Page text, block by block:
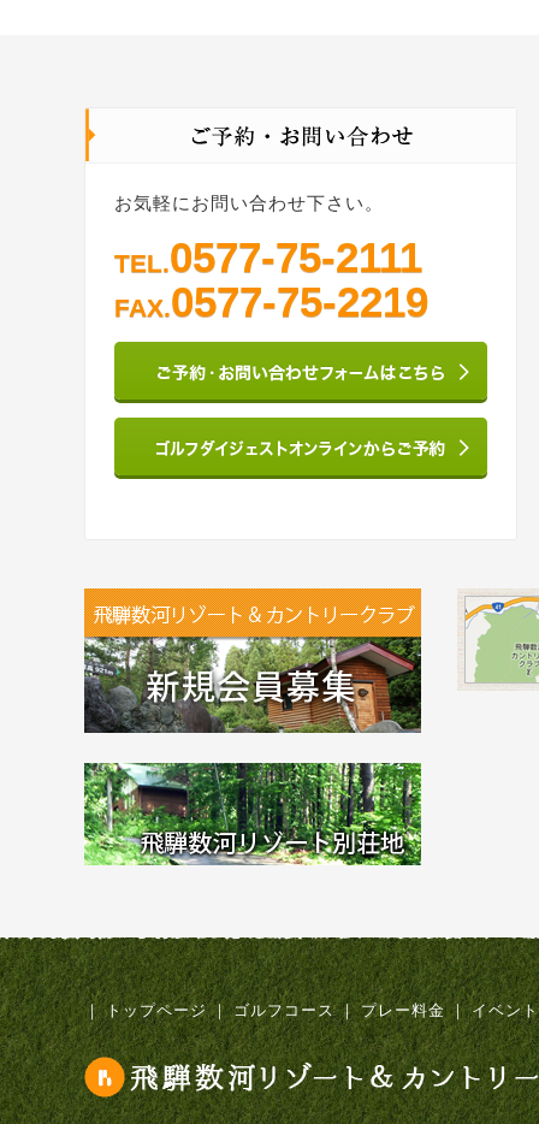
お気軽にお問い合わせ下さい。
TEL.0577-75-2111
FAX.0577-75-2219
｜ トップページ ｜ ゴルフコース ｜ プレー料金 ｜ イベン